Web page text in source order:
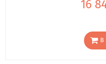
16
В